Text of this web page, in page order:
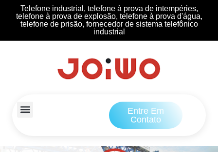
Telefone industrial, telefone à prova de intempéries,
telefone à prova de explosão, telefone à prova d'água,
telefone de prisão, fornecedor de sistema telefônico
industrial
Entre Em
Contato